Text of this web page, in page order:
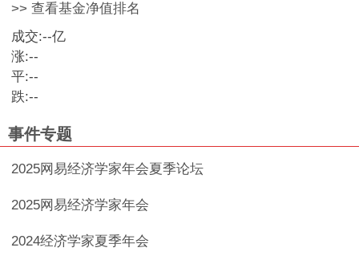
>> 查看基金净值排名
成交:--亿
涨:--
平:--
跌:--
事件专题
2025网易经济学家年会夏季论坛
2025网易经济学家年会
2024经济学家夏季年会